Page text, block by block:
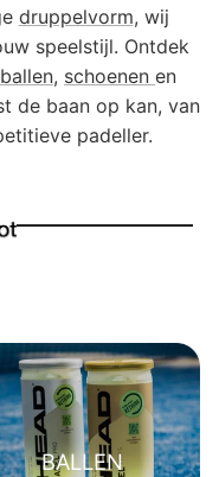
druppelvorm, wij
speelstijl. Ontdek
, schoenen en
de baan op kan, van
padeller.
BALLEN